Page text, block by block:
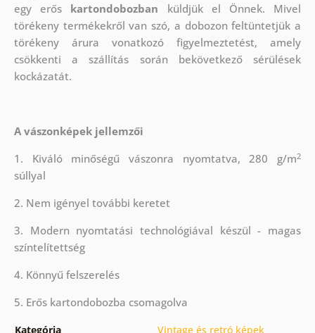
egy erős kartondobozban küldjük el Önnek. Mivel
törékeny termékekről van szó, a dobozon feltüntetjük a
törékeny árura vonatkozó figyelmeztetést, amely
csökkenti a szállítás során bekövetkező sérülések
kockázatát.
A vászonképek jellemzői
1. Kiváló minőségű vászonra nyomtatva, 280 g/m2
súllyal
2. Nem igényel további keretet
3. Modern nyomtatási technológiával készül - magas
színtelítettség
4. Könnyű felszerelés
5. Erős kartondobozba csomagolva
Kategória Vintage és retró képek